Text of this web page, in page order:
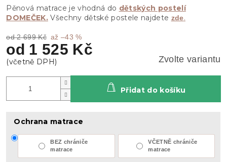
od 2 699 Kč až –43 %
od 1 525 Kč
Zvolte variantu
Ochrana matrace
BEZ chrániče
matrace
VČETNĚ chrániče
matrace
Přidat do košíku
Pěnová matrace je vhodná do dětských postelí
DOMEČEK.Všechny dětské postele najdete zde.